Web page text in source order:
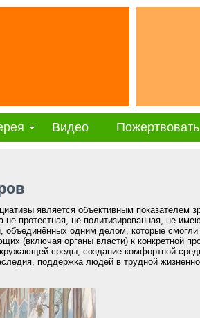
Видео Пожертвовать
является объективным показателем
не протестная, не политизированная, не
объединённых одним делом, которые смогли
(включая органы власти) к конкретной
среды, создание комфортной
поддержка людей в трудной